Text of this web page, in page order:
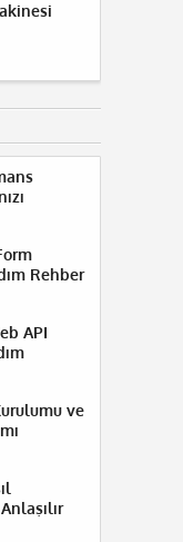
Rehber
API
ve